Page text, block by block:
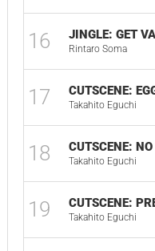
16 JINGLE: GET
Rintaro Soma
17 CUTSCENE:
Takahito Eguchi
18 CUTSCENE:
Takahito Eguchi
19 CUTSCENE:
Takahito Eguchi